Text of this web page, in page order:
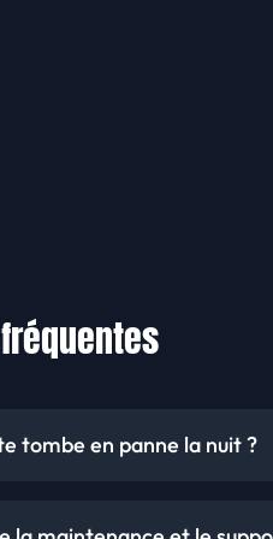
tombe en panne la nuit ?